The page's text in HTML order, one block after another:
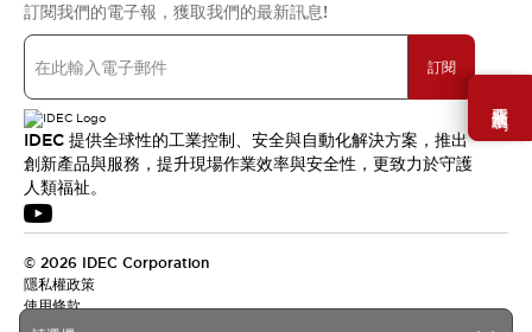
需要幫助嗎？
訂閱我們的電子報，獲取我們的最新訊息!
訂閱
IDEC 提供全球性的工業控制、安全與自動化解決方案，推出
創新產品與服務，提升現場作業效率與安全性，更致力於守護
人類福祉。
© 2026 IDEC Corporation
隱私權政策
使用條款